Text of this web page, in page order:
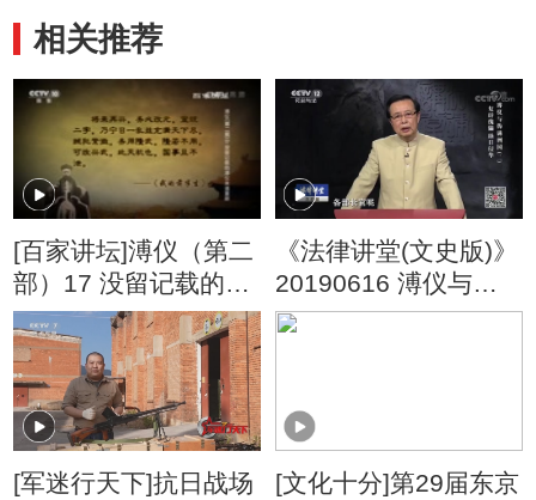
相关推荐
[百家讲坛]溥仪（第二
部）17 没留记载的溥
仪未遂复辟 东陵盗墓
案
《法律讲堂(文史版)》
20190616 溥仪与伪
满洲国（二）复辟傀
[军迷行天下]抗日战场
[文化十分]第29届东京